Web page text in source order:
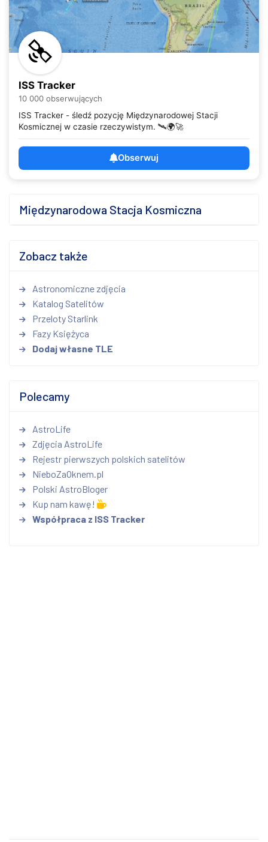
ISS Tracker
10 000 obserwujących
ISS Tracker - śledź pozycję Międzynarodowej Stacji
Kosmicznej w czasie rzeczywistym. 🛰️🌍🚀
Obserwuj
Międzynarodowa Stacja Kosmiczna
Zobacz także
Astronomiczne zdjęcia
Katalog Satelitów
Przeloty Starlink
Fazy Księżyca
Dodaj własne TLE
Polecamy
AstroLife
Zdjęcia AstroLife
Rejestr pierwszych polskich satelitów
NieboZaOknem.pl
Polski AstroBloger
Kup nam kawę!
Współpraca z ISS Tracker